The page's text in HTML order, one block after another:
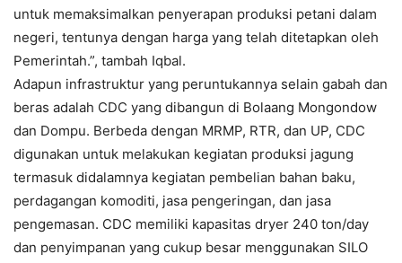
untuk memaksimalkan penyerapan produksi petani dalam
negeri, tentunya dengan harga yang telah ditetapkan oleh
Pemerintah.”, tambah Iqbal.
Adapun infrastruktur yang peruntukannya selain gabah dan
beras adalah CDC yang dibangun di Bolaang Mongondow
dan Dompu. Berbeda dengan MRMP, RTR, dan UP, CDC
digunakan untuk melakukan kegiatan produksi jagung
termasuk didalamnya kegiatan pembelian bahan baku,
perdagangan komoditi, jasa pengeringan, dan jasa
pengemasan. CDC memiliki kapasitas dryer 240 ton/day
dan penyimpanan yang cukup besar menggunakan SILO